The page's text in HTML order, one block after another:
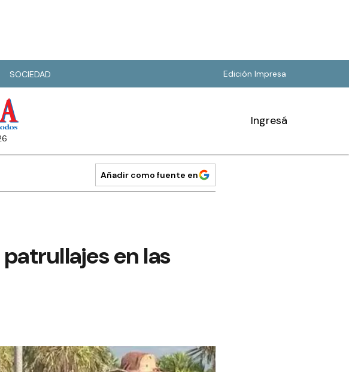
SOCIEDAD Edición Impresa
Ingresá
Añadir como fuente en
en las